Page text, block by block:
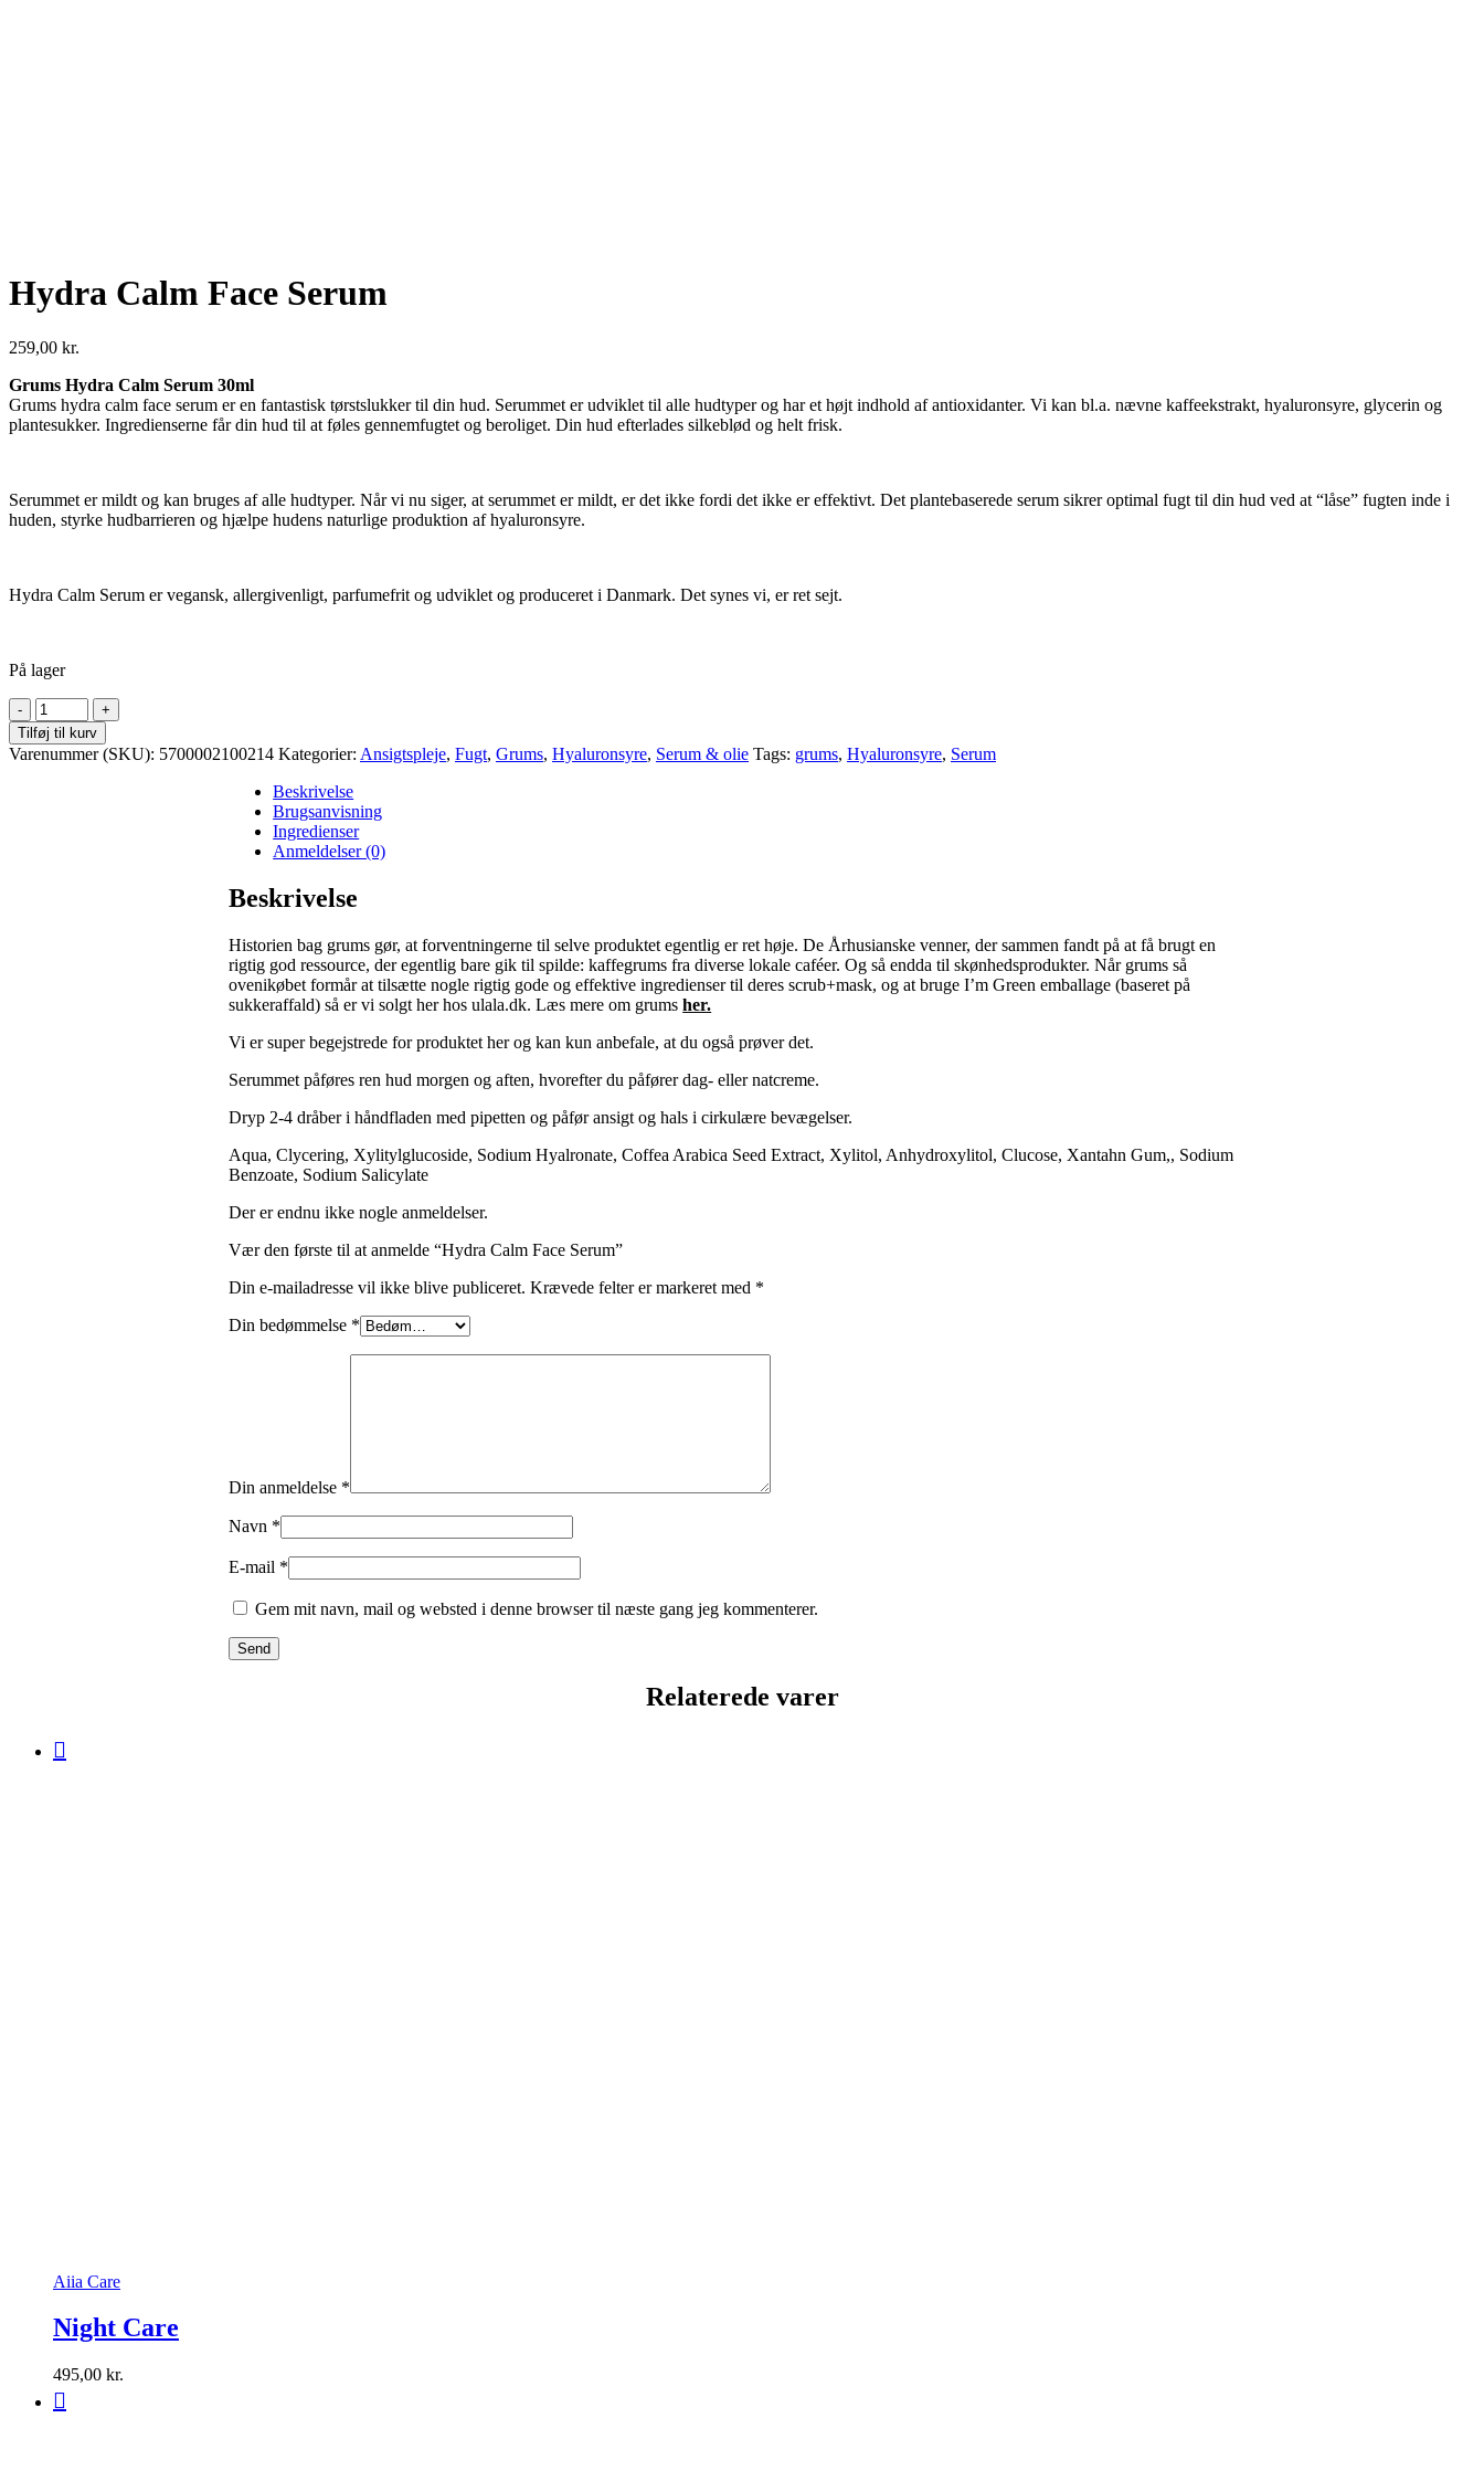
Hydra Calm Face Serum
259,00 kr.
Grums Hydra Calm Serum 30ml
Grums hydra calm face serum er en fantastisk tørstslukker til din hud. Serummet er udviklet til alle hudtyper og har et højt indhold af antioxidanter. Vi kan bl.a. nævne kaffeekstrakt, hyaluronsyre, glycerin og
plantesukker. Ingredienserne får din hud til at føles gennemfugtet og beroliget. Din hud efterlades silkeblød og helt frisk.
Serummet er mildt og kan bruges af alle hudtyper. Når vi nu siger, at serummet er mildt, er det ikke fordi det ikke er effektivt. Det plantebaserede serum sikrer optimal fugt til din hud ved at “låse” fugten inde i
huden, styrke hudbarrieren og hjælpe hudens naturlige produktion af hyaluronsyre.
Hydra Calm Serum er vegansk, allergivenligt, parfumefrit og udviklet og produceret i Danmark. Det synes vi, er ret sejt.
På lager
Hydra
Calm
Face
Serum
Tilføj til kurv
Varenummer (SKU): 5700002100214 Kategorier: Ansigtspleje, Fugt, Grums, Hyaluronsyre, Serum & olie Tags: grums, Hyaluronsyre, Serum
Beskrivelse
Brugsanvisning
Ingredienser
Anmeldelser (0)
Beskrivelse
Historien bag grums gør, at forventningerne til selve produktet egentlig er ret høje. De Århusianske venner, der sammen fandt på at få brugt en
rigtig god ressource, der egentlig bare gik til spilde: kaffegrums fra diverse lokale caféer. Og så endda til skønhedsprodukter. Når grums så
ovenikøbet formår at tilsætte nogle rigtig gode og effektive ingredienser til deres scrub+mask, og at bruge I’m Green emballage (baseret på
sukkeraffald) så er vi solgt her hos ulala.dk. Læs mere om grumsher.
Vi er super begejstrede for produktet her og kan kun anbefale, at du også prøver det.
Serummet påføres ren hud morgen og aften, hvorefter du påfører dag- eller natcreme.
Dryp 2-4 dråber i håndfladen med pipetten og påfør ansigt og hals i cirkulære bevægelser.
Aqua, Clycering, Xylitylglucoside, Sodium Hyalronate, Coffea Arabica Seed Extract, Xylitol, Anhydroxylitol, Clucose, Xantahn Gum,, Sodium
Benzoate, Sodium Salicylate
Der er endnu ikke nogle anmeldelser.
Vær den første til at anmelde “Hydra Calm Face Serum”
Din e-mailadresse vil ikke blive publiceret. Krævede felter er markeret med *
Din bedømmelse *
Din anmeldelse *
Navn *
E-mail *
Gem mit navn, mail og websted i denne browser til næste gang jeg kommenterer.
Relaterede varer
Aiia Care
Night Care
495,00 kr.